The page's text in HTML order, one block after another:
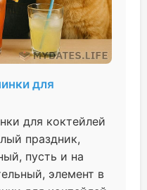
для
для коктейлей
праздник,
пусть и на
элемент в